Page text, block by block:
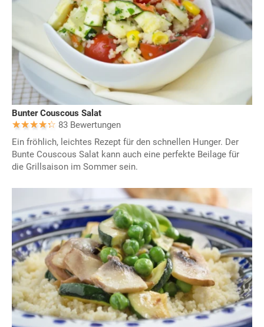
Bunter Couscous Salat
83 Bewertungen
Ein fröhlich, leichtes Rezept für den schnellen Hunger. Der
Bunte Couscous Salat kann auch eine perfekte Beilage für
die Grillsaison im Sommer sein.